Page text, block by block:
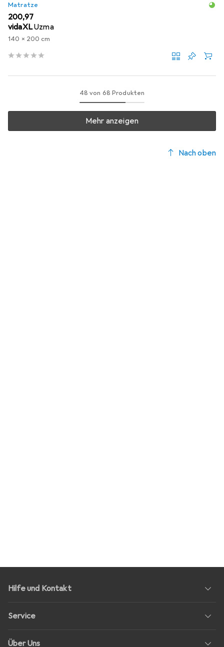
Matratze
EUR
200,97
vidaXLUzma
140 x 200 cm
48 von 68 Produkten
Mehr anzeigen
Nach oben
Hilfe und Kontakt
Service
Über Uns